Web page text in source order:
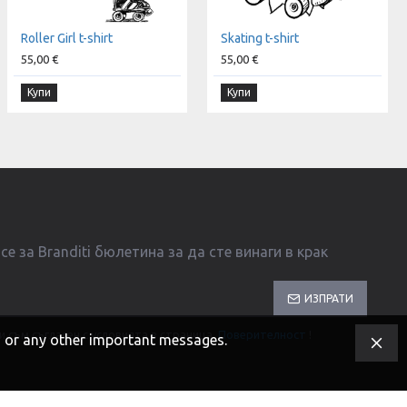
Roller Girl t-shirt
55,00 €
Купи
Skating t-shirt
55,00 €
Купи
за Branditi бюлетина за да сте винаги в крак
ИЗПРАТИ
съм съгласен с условията в страница Поверителност
any other important messages.